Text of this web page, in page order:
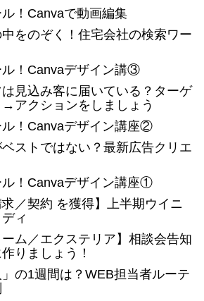
！Canvaで動画編集
をのぞく！住宅会社の検索ワー
ル！Canvaデザイン講③
見込み客に届いている？ターゲ
→アクションをしましょう
ル！Canvaデザイン講座②
ストではない？最新広告クリエ
ル！Canvaデザイン講座①
求／契約 を獲得】上半期ウイニ
ィ
ーム／エクステリア】相談会告知
りましょう！
」の1週間は？WEB担当者ルーテ